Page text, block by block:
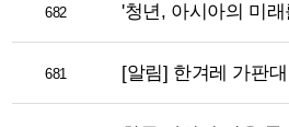
682 '청년, 아시아의 미
681 [알림] 한겨레 가판